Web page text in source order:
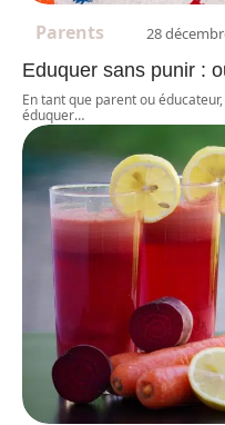
Parents 28
Eduquer sans punir :
En tant que parent ou
éduquer…